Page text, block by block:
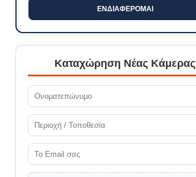
ΕΝΔΙΑΦΕΡΟΜΑΙ
Καταχώρηση Νέας Κάμερας